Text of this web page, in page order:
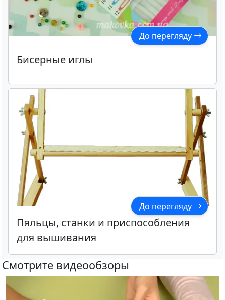
До перегляду
Бисерные иглы
До перегляду
Пяльцы, станки и приспособления
для вышивания
Смотрите видеообзоры